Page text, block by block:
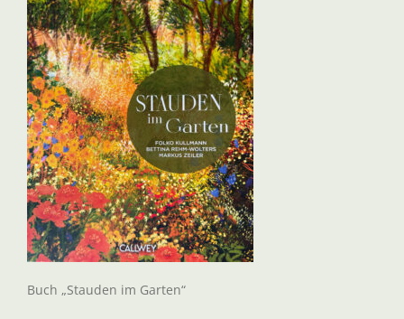
Buch „Stauden im Garten“